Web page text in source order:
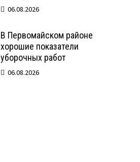
06.08.2026
В Первомайском районе
хорошие показатели
уборочных работ
06.08.2026